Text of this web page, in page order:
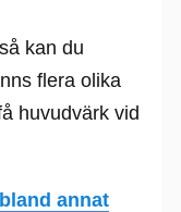
kan du
flera olika
huvudvärk vid
bland annat